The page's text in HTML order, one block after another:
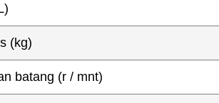
(kg)
batang (r / mnt)